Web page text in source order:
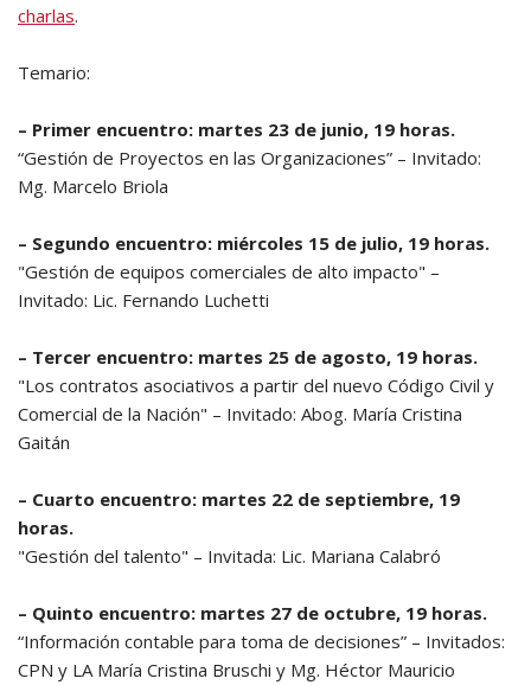
charlas.
Temario:
– Primer encuentro: martes 23 de junio, 19 horas.
“Gestión de Proyectos en las Organizaciones” – Invitado:
Mg. Marcelo Briola
– Segundo encuentro: miércoles 15 de julio, 19 horas.
"Gestión de equipos comerciales de alto impacto" –
Invitado: Lic. Fernando Luchetti
– Tercer encuentro: martes 25 de agosto, 19 horas.
"Los contratos asociativos a partir del nuevo Código Civil y
Comercial de la Nación" – Invitado: Abog. María Cristina
Gaitán
– Cuarto encuentro: martes 22 de septiembre, 19
horas.
"Gestión del talento" – Invitada: Lic. Mariana Calabró
– Quinto encuentro: martes 27 de octubre, 19 horas.
“Información contable para toma de decisiones” – Invitados:
CPN y LA María Cristina Bruschi y Mg. Héctor Mauricio